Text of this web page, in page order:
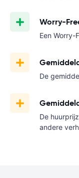
Worry-
Een Worry-
De
De
andere